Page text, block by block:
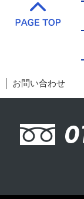
お問い合わせ